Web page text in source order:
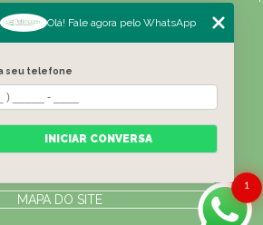
MENU
HOME
QUEM SOMOS
ATIVIDADES
CONTATO
MAPA DO SITE
1
Olá! Fale agora pelo WhatsApp
seu telefone
INICIAR CONVERSA